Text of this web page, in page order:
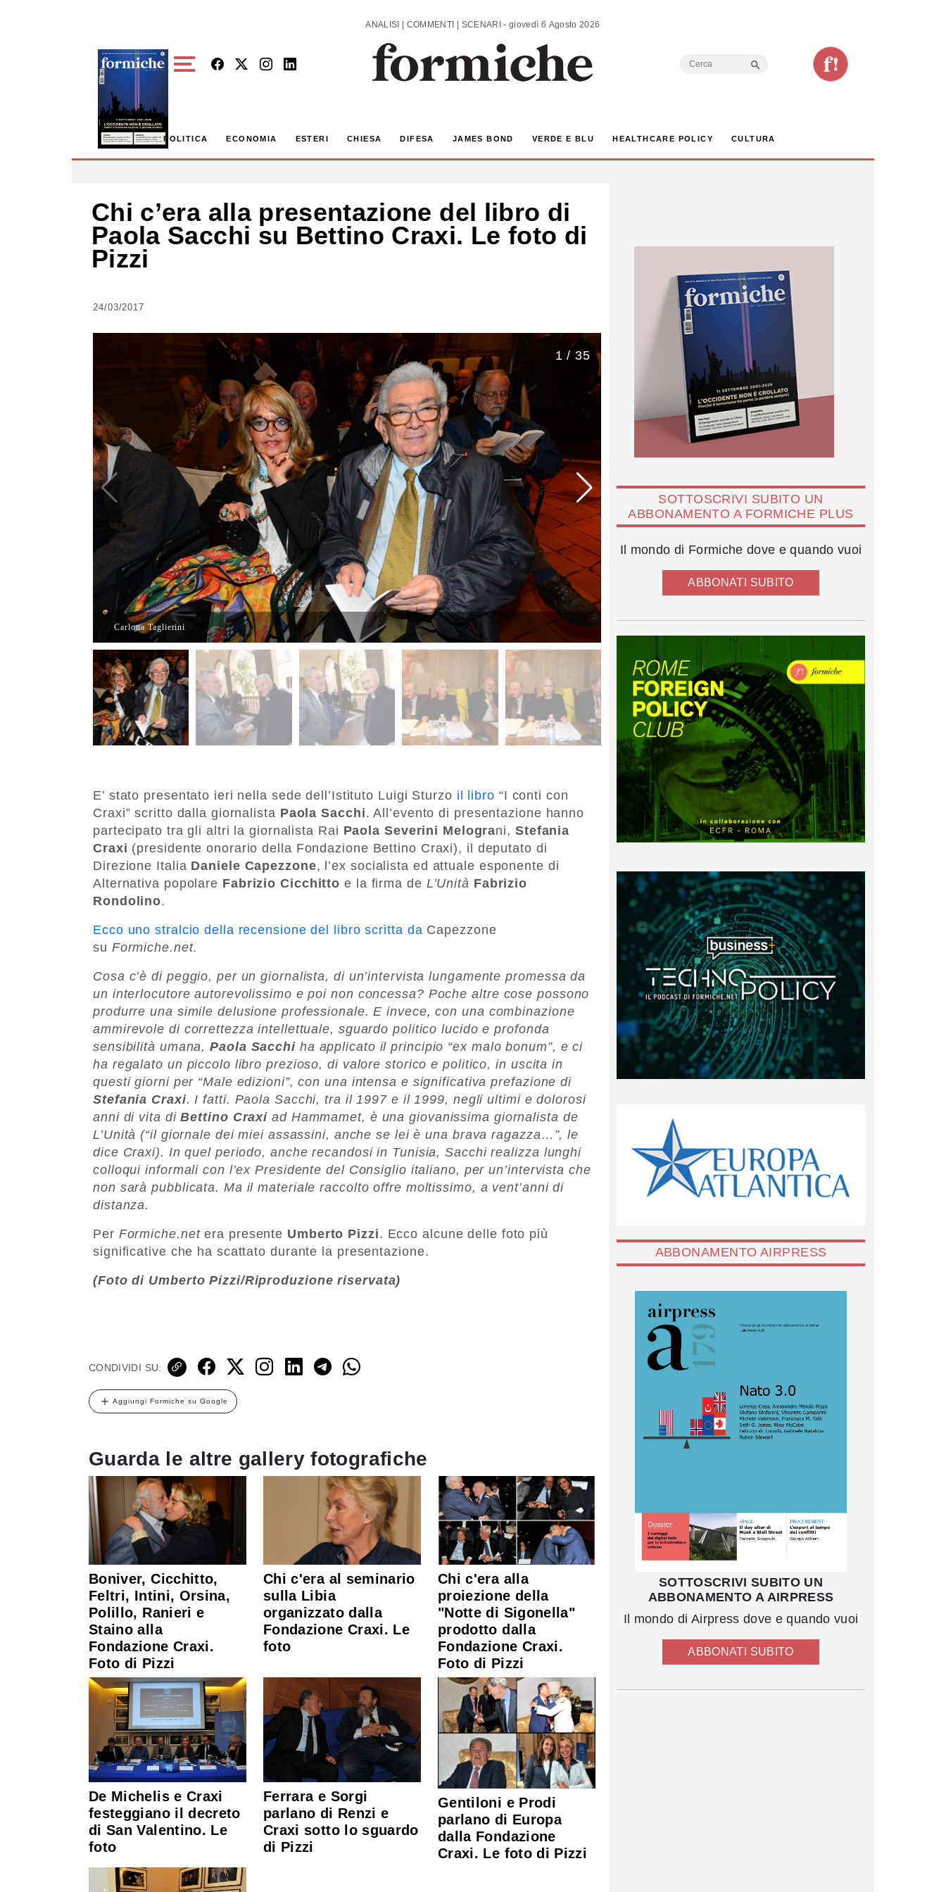
ANALISI | COMMENTI | SCENARI - giovedì 6 Agosto 2026
Search
POLITICA ECONOMIA ESTERI CHIESA DIFESA JAMES BOND VERDE E BLU HEALTHCARE POLICY CULTURA
Chi c’era alla presentazione del libro di
Paola Sacchi su Bettino Craxi. Le foto di
Pizzi
24/03/2017
1 / 35
Carlotta Taglierini
E’ stato presentato ieri nella sede dell’Istituto Luigi Sturzo il libro “I conti con
Craxi” scritto dalla giornalista Paola Sacchi. All’evento di presentazione hanno
partecipato tra gli altri la giornalista Rai Paola Severini Melograni, Stefania
Craxi (presidente onorario della Fondazione Bettino Craxi), il deputato di
Direzione Italia Daniele Capezzone, l’ex socialista ed attuale esponente di
Alternativa popolare Fabrizio Cicchitto e la firma de L’Unità Fabrizio
Rondolino.
Ecco uno stralcio della recensione del libro scritta da Capezzone
su Formiche.net.
Cosa c’è di peggio, per un giornalista, di un’intervista lungamente promessa da
un interlocutore autorevolissimo e poi non concessa? Poche altre cose possono
produrre una simile delusione professionale. E invece, con una combinazione
ammirevole di correttezza intellettuale, sguardo politico lucido e profonda
sensibilità umana,Paola Sacchiha applicato il principio “ex malo bonum”, e ci
ha regalato un piccolo libro prezioso, di valore storico e politico, in uscita in
questi giorni per “Male edizioni”, con una intensa e significativa prefazione di
Stefania Craxi. I fatti. Paola Sacchi, tra il 1997 e il 1999, negli ultimi e dolorosi
anni di vita diBettino Craxi ad Hammamet, è una giovanissima giornalista de
L’Unità (“il giornale dei miei assassini, anche se lei è una brava ragazza…”, le
dice Craxi). In quel periodo, anche recandosi in Tunisia, Sacchi realizza lunghi
colloqui informali con l’ex Presidente del Consiglio italiano, per un’intervista che
non sarà pubblicata. Ma il materiale raccolto offre moltissimo, a vent’anni di
distanza.
Per Formiche.netera presente Umberto Pizzi. Ecco alcune delle foto più
significative che ha scattato durante la presentazione.
(Foto di Umberto Pizzi/Riproduzione riservata)
CONDIVIDI SU:
Aggiungi Formiche su Google
Guarda le altre gallery fotografiche
Boniver, Cicchitto,
Feltri, Intini, Orsina,
Polillo, Ranieri e
Staino alla
Fondazione Craxi.
Foto di Pizzi
Chi c'era al seminario
sulla Libia
organizzato dalla
Fondazione Craxi. Le
foto
Chi c'era alla
proiezione della
"Notte di Sigonella"
prodotto dalla
Fondazione Craxi.
Foto di Pizzi
De Michelis e Craxi
festeggiano il decreto
di San Valentino. Le
foto
Ferrara e Sorgi
parlano di Renzi e
Craxi sotto lo sguardo
di Pizzi
Gentiloni e Prodi
parlano di Europa
dalla Fondazione
Craxi. Le foto di Pizzi
SOTTOSCRIVI SUBITO UN
ABBONAMENTO A FORMICHE PLUS
Il mondo di Formiche dove e quando vuoi
ABBONATI SUBITO
ABBONAMENTO AIRPRESS
SOTTOSCRIVI SUBITO UN
ABBONAMENTO A AIRPRESS
Il mondo di Airpress dove e quando vuoi
ABBONATI SUBITO